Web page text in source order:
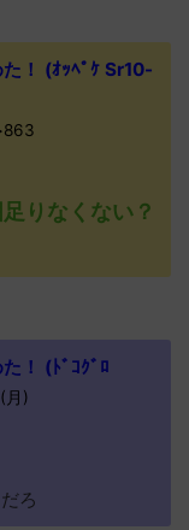
！ (ｵｯﾍﾟｹ Sr10-
りなくない？
！ (ﾄﾞｺｸﾞﾛ
月)
ろ